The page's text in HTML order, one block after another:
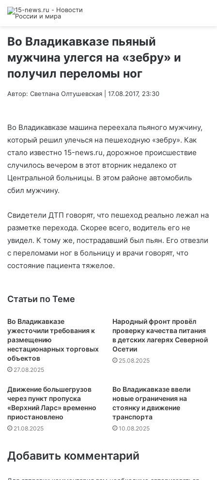
Во Владикавказе пьяный
мужчина улегся на «зебру» и
получил переломы ног
Автор: Светлана Олтушевская | 17.08.2017, 23:30
Во Владикавказе машина переехала пьяного мужчину,
который решил улечься на пешеходную «зебру». Как
стало известно 15-news.ru, дорожное происшествие
случилось вечером в этот вторник недалеко от
Центральной больницы. В этом районе автомобиль
сбил мужчину.
Свидетели ДТП говорят, что пешеход реально лежал на
разметке перехода. Скорее всего, водитель его не
увидел. К тому же, пострадавший был пьян. Его отвезли
с переломами ног в больницу и врачи говорят, что
состояние пациента тяжелое.
Статьи по Теме
Во Владикавказе
ужесточили требования к
размещению
нестационарных торговых
объектов
27.08.2025
Народный фронт провёл
проверку качества питания
в детских лагерях Северной
Осетии
25.08.2025
Движение большегрузов
через пункт пропуска
«Верхний Ларс» временно
приостановлено
21.08.2025
Во Владикавказе ввели
новые ограничения на
стоянку и движение
транспорта
10.08.2025
Добавить комментарий